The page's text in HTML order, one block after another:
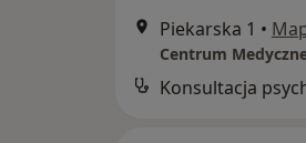
Piekarska 1 •
Centrum
Konsultacja